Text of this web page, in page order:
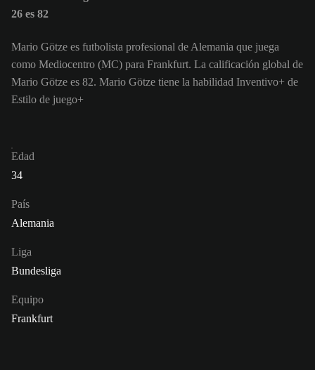
26 es 82
Mario Götze es futbolista profesional de Alemania que juega
como Mediocentro (MC) para Frankfurt. La calificación global de
Mario Götze es 82. Mario Götze tiene la habilidad Inventivo+ de
Estilo de juego+
Edad
34
País
Alemania
Liga
Bundesliga
Equipo
Frankfurt